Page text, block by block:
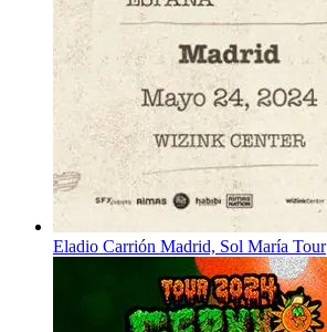
Eladio Carrión Madrid, Sol María Tour